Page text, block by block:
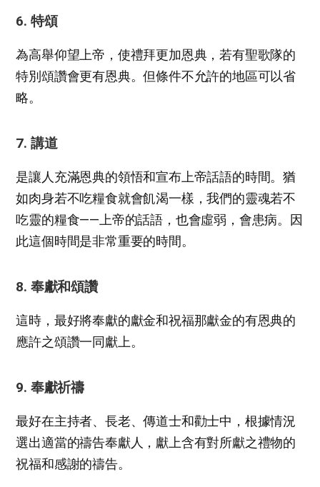
6. 特頌
為高舉仰望上帝，使禮拜更加恩典，若有聖歌隊的
特別頌讚會更有恩典。但條件不允許的地區可以省
略。
7. 講道
是讓人充滿恩典的領悟和宣布上帝話語的時間。猶
如肉身若不吃糧食就會飢渴一樣，我們的靈魂若不
吃靈的糧食——上帝的話語，也會虛弱，會患病。因
此這個時間是非常重要的時間。
8. 奉獻和頌讚
這時，最好將奉獻的獻金和祝福那獻金的有恩典的
應許之頌讚一同獻上。
9. 奉獻祈禱
最好在主持者、長老、傳道士和勸士中，根據情況
選出適當的禱告奉獻人，獻上含有對所獻之禮物的
祝福和感謝的禱告。